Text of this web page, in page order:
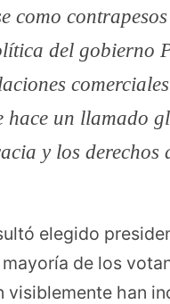
como
del gobierno
hace un llamado
y los derechos
elegido
de los
visiblemente han